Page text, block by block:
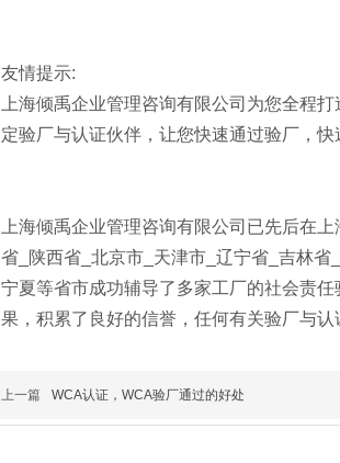
友情提示:
上海倾禹企业管理咨询有限公司为您全程
定验厂与认证伙伴，让您快速通过验厂，快
上海倾禹企业管理咨询有限公司已先后在
省_陕西省_北京市_天津市_辽宁省_吉林省
宁夏等省市成功辅导了多家工厂的社会责
果，积累了良好的信誉，任何有关验厂与
上一篇 WCA认证，WCA验厂通过的好处